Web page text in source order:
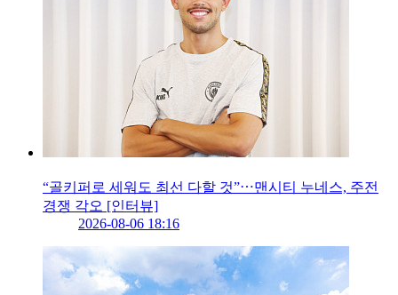
“골키퍼로 세워도 최선 다할 것”⋯맨시티 누네스, 주전
경쟁 각오 [인터뷰]
2026-08-06 18:16